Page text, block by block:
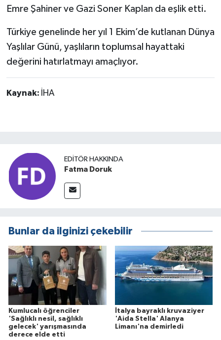
Emre Şahiner ve Gazi Soner Kaplan da eşlik etti.
Türkiye genelinde her yıl 1 Ekim’de kutlanan Dünya
Yaşlılar Günü, yaşlıların toplumsal hayattaki
değerini hatırlatmayı amaçlıyor.
Kaynak: İHA
EDITÖR HAKKINDA
Fatma Doruk
Bunlar da ilginizi çekebilir
Kumlucalı öğrenciler
'Sağlıklı nesil, sağlıklı
gelecek' yarışmasında
derece elde etti
İtalya bayraklı kruvaziyer
'Aida Stella' Alanya
Limanı'na demirledi